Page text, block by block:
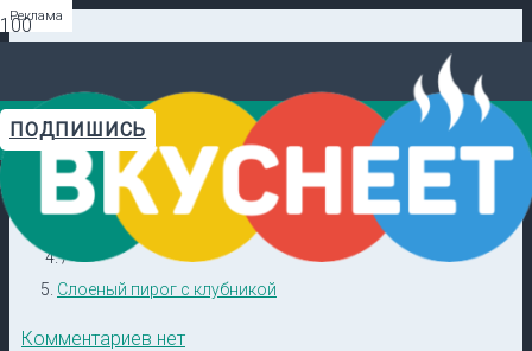
ПОДПИШИСЬ
Видеорецепты в ТГ →
Главная
/
Кулинарные секреты
/
Слоеный пирог с клубникой
Комментариев нет
Реклама
Реклама
Реклама
Реклама
Реклама
Реклама